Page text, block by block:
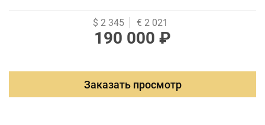
$ 2 345 € 2 021
190 000 ₽
Заказать просмотр